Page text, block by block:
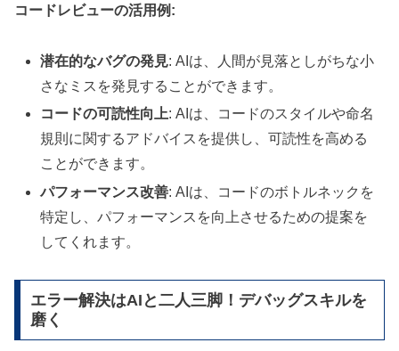
コードレビューの活用例:
潜在的なバグの発見: AIは、人間が見落としがちな小
さなミスを発見することができます。
コードの可読性向上: AIは、コードのスタイルや命名
規則に関するアドバイスを提供し、可読性を高める
ことができます。
パフォーマンス改善: AIは、コードのボトルネックを
特定し、パフォーマンスを向上させるための提案を
してくれます。
エラー解決はAIと二人三脚！デバッグスキルを
磨く